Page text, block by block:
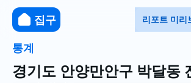
집구 리포트 미리
통계
경기도 안양만안구 박달동